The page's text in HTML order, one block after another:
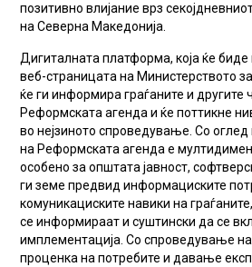
позитивно влијание врз
на Северна Македонија.
Дигиталната платформа, која ќе
веб-страницата на Министерството
ќе ги информира граѓаните и другите
Реформската агенда и ќе поттикне
во нејзиното спроведување. Со
на Реформската агенда е
особено за општата јавност,
ги земе предвид информациските
комуникациските навики на
се информираат и суштински да се
имплементација. Со спроведување
проценка на потребите и давање